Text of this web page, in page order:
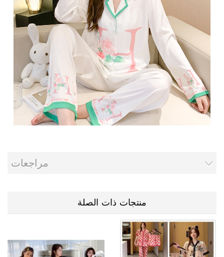
مراجعات
منتجات ذات الصلة